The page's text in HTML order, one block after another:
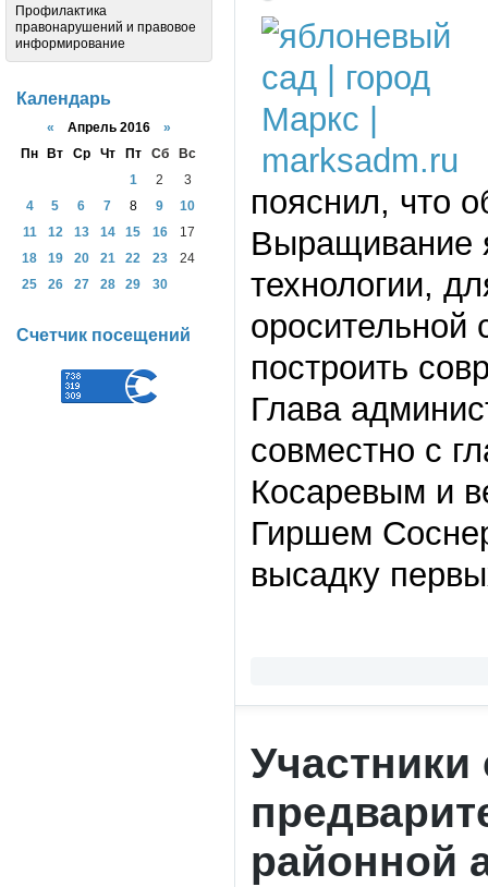
пояснил, что
Выращивание
технологии,
оросительной
построить
Глава
совместно с
Косаревым и
Гиршем
высадку
районной
Профилактика
правонарушений и правовое
информирование
Календарь
« Апрель 2016 »
Пн
Вт Ср Чт Пт Сб
Вс
1
2
3
4
5 6 7 8 9
10
11
12 13 14 15 16
17
18
19 20 21 22 23
24
25
26 27 28 29 30
Счетчик посещений